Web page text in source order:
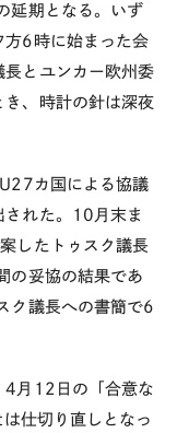
延期となる。いず
方6時に始まった会
とユンカー欧州委
き、時計の針は深夜
カ国による協議
された。10月末ま
したトゥスク議長
の妥協の結果であ
ク議長への書簡で6
4月12日の「合意な
仕切り直しとなっ